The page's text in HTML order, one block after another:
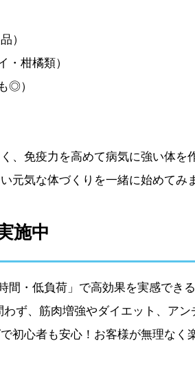
）
・柑橘類）
◎）
、免疫力を高めて病気に強い体を
元気な体づくりを一緒に始めてみ
施中
間・低負荷」で高効果を実感でき
ず、筋肉増強やダイエット、アン
初心者も安心！お客様が無理なく